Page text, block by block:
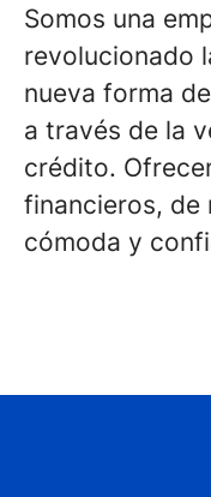
Somos una
revolucionado
nueva forma
a través de la
crédito.
financieros, de
cómoda y